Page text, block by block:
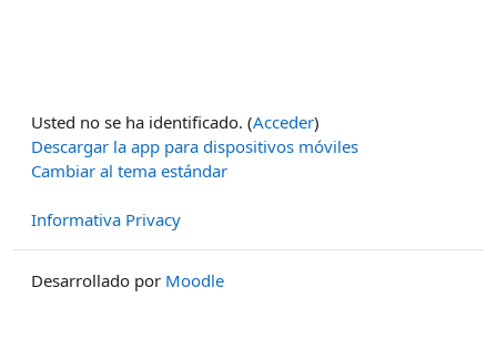
Usted no se ha identificado. (Acceder)
Descargar la app para dispositivos móviles
Cambiar al tema estándar
Informativa Privacy
Desarrollado por Moodle